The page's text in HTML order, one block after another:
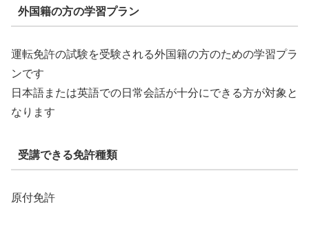
外国籍の方の学習プラン
運転免許の試験を受験される外国籍の方のための学習プラ
ンです
日本語または英語での日常会話が十分にできる方が対象と
なります
受講できる免許種類
原付免許